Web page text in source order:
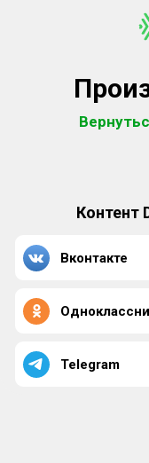
Контент
Вконтакте
Telegram